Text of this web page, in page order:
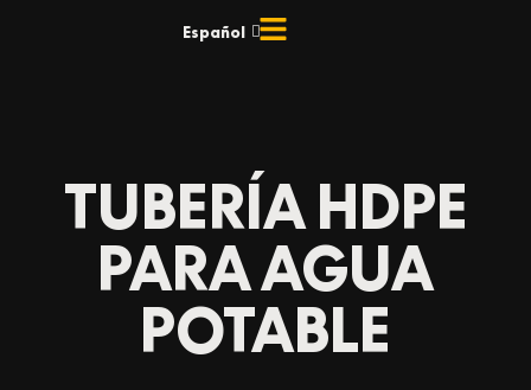
Español
English
TUBERÍA HDPE
PARA AGUA
POTABLE